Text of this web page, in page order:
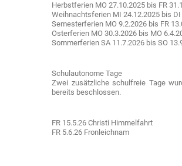
Herbstferien MO 27.10.2025 bis FR
Weihnachtsferien MI 24.12.2025 bis DI
Semesterferien MO 9.2.2026 bis FR
Osterferien MO 30.3.2026 bis MO
Sommerferien SA 11.7.2026 bis SO
Schulautonome Tage
Zwei zusätzliche schulfreie Tage
bereits beschlossen.
FR 15.5.26 Christi Himmelfahrt
FR 5.6.26 Fronleichnam